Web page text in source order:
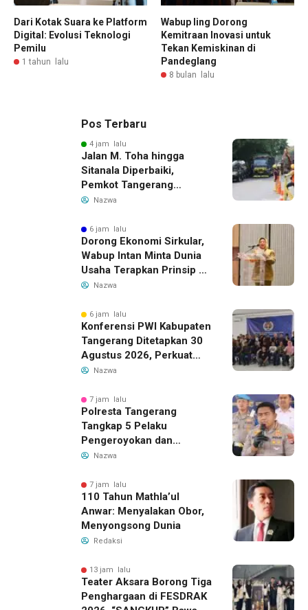
Dari Kotak Suara ke Platform
Digital: Evolusi Teknologi
Pemilu
1 tahun lalu
Wabup Iing Dorong
Kemitraan Inovasi untuk
Tekan Kemiskinan di
Pandeglang
8 bulan lalu
Pos Terbaru
4 jam lalu
Jalan M. Toha hingga
Sitanala Diperbaiki,
Pemkot Tangerang
Siapkan Rekayasa Lalu
Nazwa
6 jam lalu
Dorong Ekonomi Sirkular,
Wabup Intan Minta Dunia
Usaha Terapkan Prinsip 3R
dalam Pengelolaan Limbah
Nazwa
6 jam lalu
Konferensi PWI Kabupaten
Tangerang Ditetapkan 30
Agustus 2026, Perkuat
Demokrasi dan Soliditas
Nazwa
7 jam lalu
Polresta Tangerang
Tangkap 5 Pelaku
Pengeroyokan dan
Kekerasan Seksual di
Nazwa
7 jam lalu
110 Tahun Mathla’ul
Anwar: Menyalakan Obor,
Menyongsong Dunia
Redaksi
13 jam lalu
Teater Aksara Borong Tiga
Penghargaan di FESDRAK